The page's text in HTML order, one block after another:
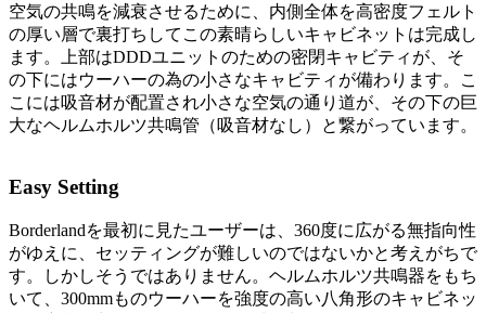
空気の共鳴を減衰させるために、内側全体を高密度フェルト
の厚い層で裏打ちしてこの素晴らしいキャビネットは完成し
ます。上部はDDDユニットのための密閉キャビティが、そ
の下にはウーハーの為の小さなキャビティが備わります。こ
こには吸音材が配置され小さな空気の通り道が、その下の巨
大なヘルムホルツ共鳴管（吸音材なし）と繋がっています。
Easy Setting
Borderlandを最初に見たユーザーは、360度に広がる無指向性
がゆえに、セッティングが難しいのではないかと考えがちで
す。しかしそうではありません。ヘルムホルツ共鳴器をもち
いて、300mmものウーハーを強度の高い八角形のキャビネッ